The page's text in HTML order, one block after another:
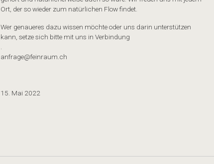
Ort, der so wieder zum natürlichen Flow findet.
Wer genaueres dazu wissen möchte oder uns darin unterstützen
kann, setze sich bitte mit uns in Verbindung
.
anfrage@feinraum.ch
15. Mai 2022